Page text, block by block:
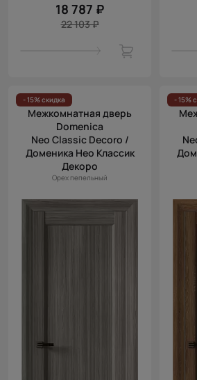
18 787 ₽
22 103 ₽
- 15% скидка
Межкомнатная дверь
Domenica
Neo Classic Decoro /
Доменика Нео Классик
Декоро
Орех пепельный
- 15%